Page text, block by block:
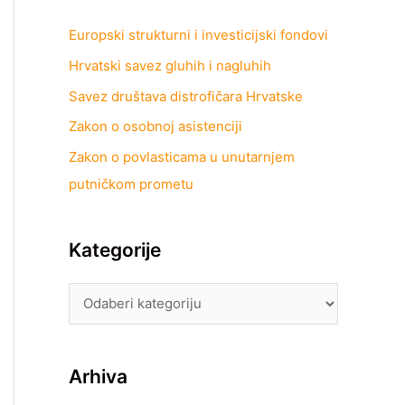
Europski strukturni i investicijski fondovi
Hrvatski savez gluhih i nagluhih
Savez društava distrofičara Hrvatske
Zakon o osobnoj asistenciji
Zakon o povlasticama u unutarnjem
putničkom prometu
Kategorije
Arhiva